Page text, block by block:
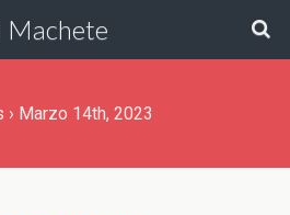
Machete
› Marzo 14th, 2023